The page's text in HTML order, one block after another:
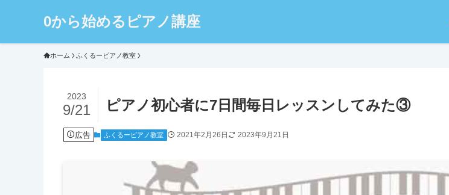
0から始めるピアノ講座
ホーム ふくるーピアノ教室
ピアノ初心者に7日間毎日レッスンしてみた③
2023
9/21
広告 ふくるーピアノ教室 2021年2月26日 2023年9月21日